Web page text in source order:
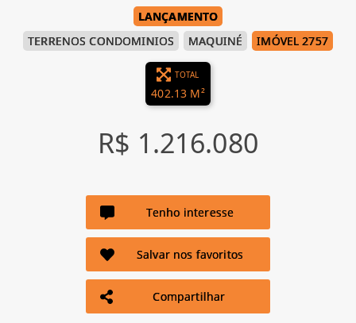
LANÇAMENTO
TERRENOS CONDOMINIOS
MAQUINÉ IMÓVEL 2757
TOTAL
402.13 M²
R$ 1.216.080
Tenho interesse
Salvar nos favoritos
Compartilhar